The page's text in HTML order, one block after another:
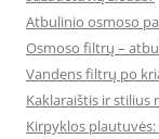
Atbulinio osmoso
Osmoso filtrų –
Vandens filtrų po
Kaklaraištis ir stilius
Kirpyklos